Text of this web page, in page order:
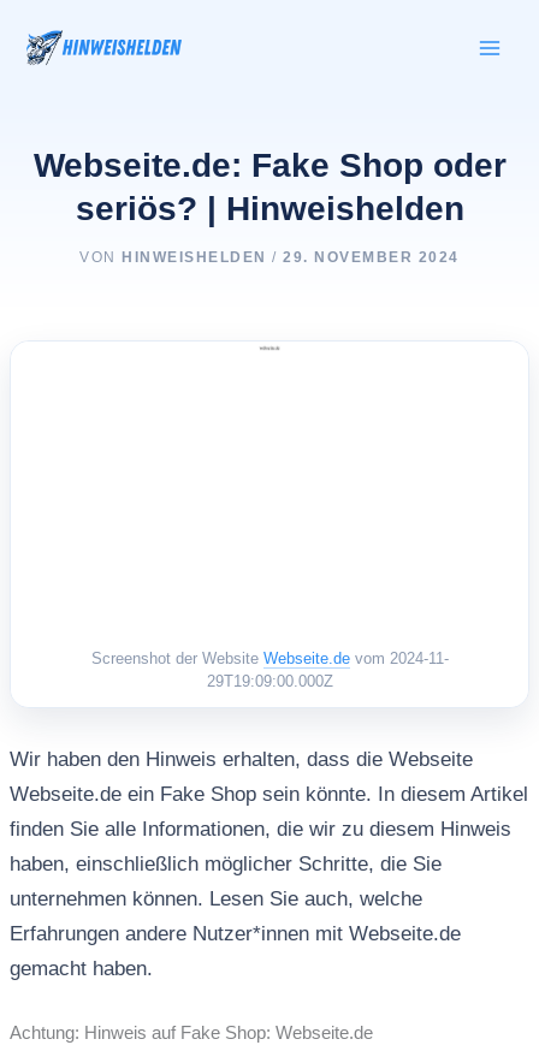
Inhalt
springen
Webseite.de: Fake Shop oder
seriös? | Hinweishelden
VON HINWEISHELDEN/29. NOVEMBER 2024
Screenshot der Website Webseite.devom 2024-11-
29T19:09:00.000Z
Wir haben den Hinweis erhalten, dass die Webseite
Webseite.de ein Fake Shop sein könnte. In diesem Artikel
finden Sie alle Informationen, die wir zu diesem Hinweis
haben, einschließlich möglicher Schritte, die Sie
unternehmen können. Lesen Sie auch, welche
Erfahrungen andere Nutzer*innen mit Webseite.de
gemacht haben.
Achtung: Hinweis auf Fake Shop: Webseite.de